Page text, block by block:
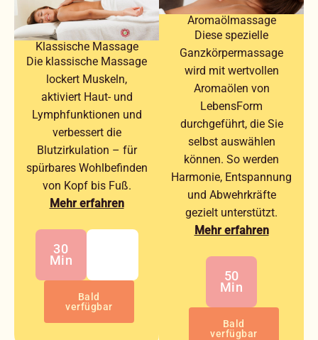
Klassische Massage
Die klassische Massage
lockert Muskeln,
aktiviert Haut- und
Lymphfunktionen und
verbessert die
Blutzirkulation – für
spürbares Wohlbefinden
von Kopf bis Fuß.
Mehr erfahren
30
Min
Bald
verfügbar
Aromaölmassage
Diese spezielle
Ganzkörpermassage
wird mit wertvollen
Aromaölen von
LebensForm
durchgeführt, die Sie
selbst auswählen
können. So werden
Harmonie, Entspannung
und Abwehrkräfte
gezielt unterstützt.
Mehr erfahren
50
Min
Bald
verfügbar